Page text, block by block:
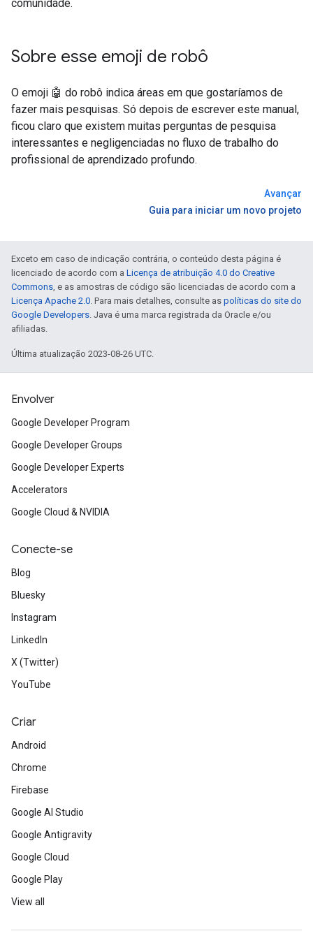
comunidade.
Sobre esse emoji de robô
O emoji 🤖 do robô indica áreas em que gostaríamos de
fazer mais pesquisas. Só depois de escrever este manual,
ficou claro que existem muitas perguntas de pesquisa
interessantes e negligenciadas no fluxo de trabalho do
profissional de aprendizado profundo.
Avançar
Guia para iniciar um novo projeto
Exceto em caso de indicação contrária, o conteúdo desta página é
licenciado de acordo com a Licença de atribuição 4.0 do Creative
Commons, e as amostras de código são licenciadas de acordo com a
Licença Apache 2.0. Para mais detalhes, consulte as políticas do site do
Google Developers. Java é uma marca registrada da Oracle e/ou
afiliadas.
Última atualização 2023-08-26 UTC.
Envolver
Google Developer Program
Google Developer Groups
Google Developer Experts
Accelerators
Google Cloud & NVIDIA
Conecte-se
Blog
Bluesky
Instagram
LinkedIn
X (Twitter)
YouTube
Criar
Android
Chrome
Firebase
Google AI Studio
Google Antigravity
Google Cloud
Google Play
View all